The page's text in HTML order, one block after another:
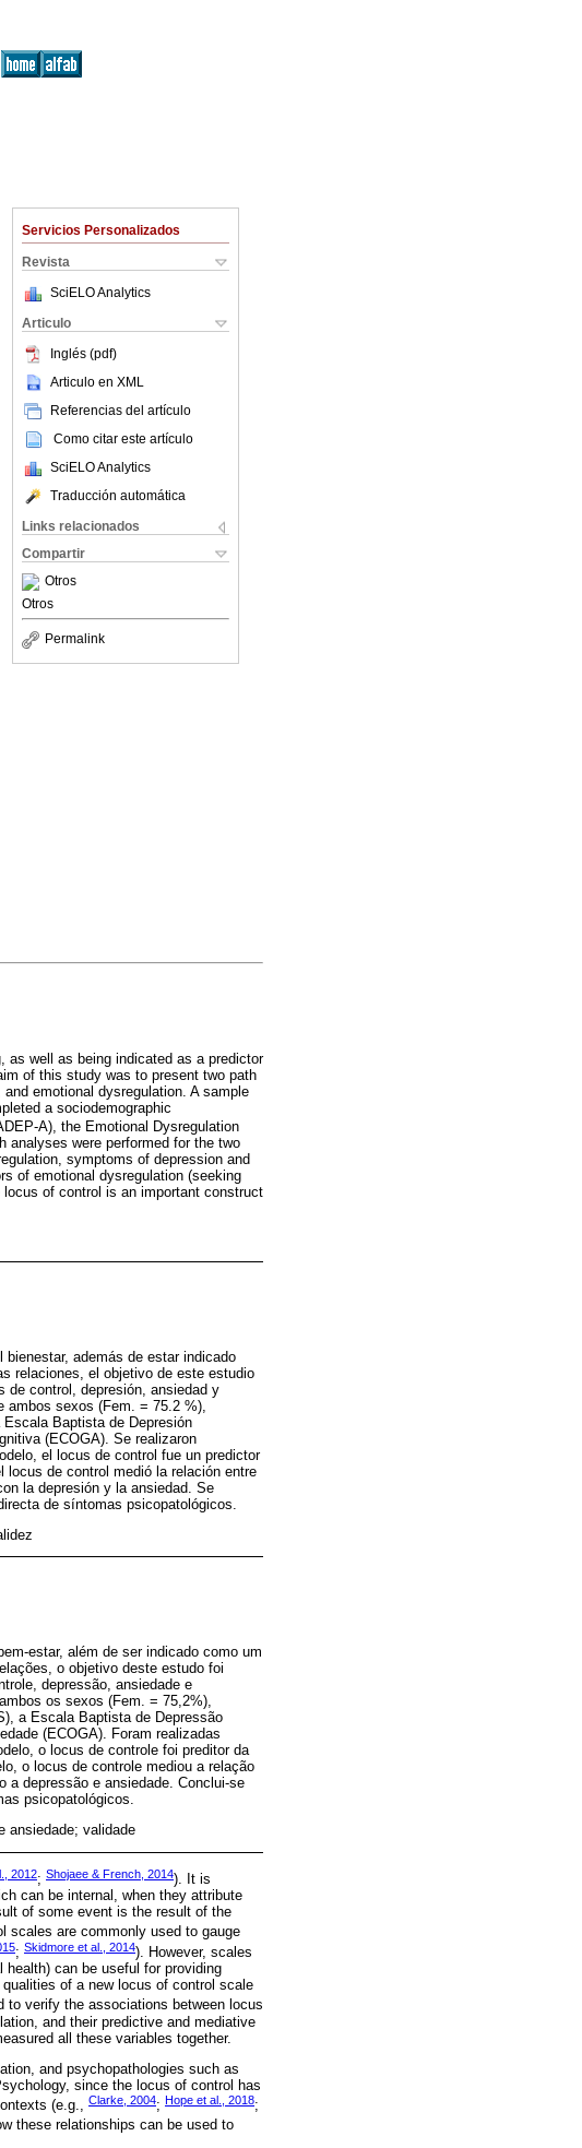
Servicios Personalizados
Revista
SciELO Analytics
Articulo
Inglés (pdf)
Articulo en XML
Referencias del artículo
Como citar este artículo
SciELO Analytics
Traducción automática
Links relacionados
Compartir
Otros
Otros
Permalink
as well as being indicated as a predictor
of this study was to present two path
emotional dysregulation. A sample
a sociodemographic
A), the Emotional Dysregulation
analyses were performed for the two
symptoms of depression and
of emotional dysregulation (seeking
of control is an important construct
además de estar indicado
relaciones, el objetivo de este estudio
de control, depresión, ansiedad y
ambos sexos (Fem. = 75.2 %),
Baptista de Depresión
(ECOGA). Se realizaron
el locus de control fue un predictor
de control medió la relación entre
la depresión y la ansiedad. Se
de síntomas psicopatológicos.
estar, além de ser indicado como um
o objetivo deste estudo foi
depressão, ansiedade e
os sexos (Fem. = 75,2%),
a Escala Baptista de Depressão
(ECOGA). Foram realizadas
o locus de controle foi preditor da
o locus de controle mediou a relação
a depressão e ansiedade. Conclui-se
psicopatológicos.
ansiedade; validade
2012; Shojaee & French, 2014). It is
can be internal, when they attribute
of some event is the result of the
scales are commonly used to gauge
; Skidmore et al., 2014). However, scales
can be useful for providing
of a new locus of control scale
to verify the associations between locus
and their predictive and mediative
all these variables together.
and psychopathologies such as
since the locus of control has
(e.g., Clarke, 2004; Hope et al., 2018;
these relationships can be used to